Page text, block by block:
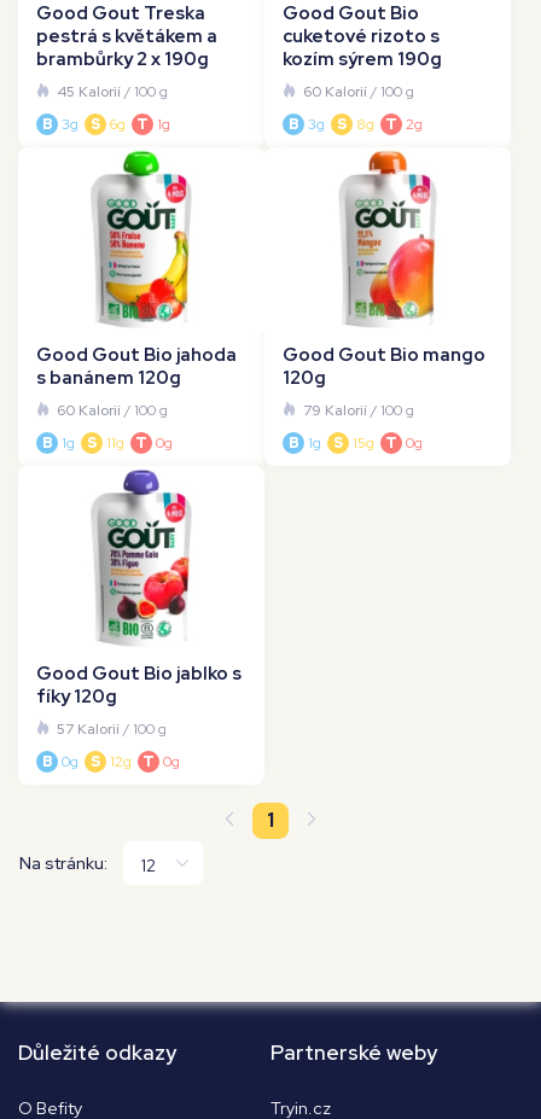
Good Gout Treska
pestrá s květákem a
brambůrky 2 x 190g
45 Kalorií/ 100 g
B 3g S 6g T 1g
Good Gout Bio
cuketové rizoto s
kozím sýrem 190g
60 Kalorií/ 100 g
B 3g S 8g T 2g
Good Gout Bio jahoda
s banánem 120g
60 Kalorií/ 100 g
B 1g S 11g T 0g
Good Gout Bio mango
120g
79 Kalorií/ 100 g
B 1g S 15g T 0g
Good Gout Bio jablko s
fíky 120g
57 Kalorií/ 100 g
B 0g S 12g T 0g
1
Na stránku:
Důležité odkazy
O Befity
Partnerské weby
Tryin.cz